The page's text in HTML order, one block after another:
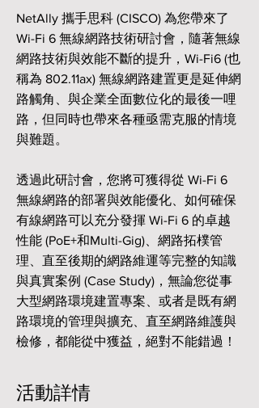
NetAlly 攜手思科 (CISCO) 為您帶來了
Wi-Fi 6 無線網路技術研討會，隨著無線
網路技術與效能不斷的提升，Wi-Fi6 (也
稱為 802.11ax) 無線網路建置更是延伸網
路觸角、與企業全面數位化的最後一哩
路，但同時也帶來各種亟需克服的情境
與難題。
透過此研討會，您將可獲得從 Wi-Fi 6
無線網路的部署與效能優化、如何確保
有線網路可以充分發揮 Wi-Fi 6 的卓越
性能 (PoE+和Multi-Gig)、網路拓樸管
理、直至後期的網路維運等完整的知識
與真實案例 (Case Study)，無論您從事
大型網路環境建置專案、或者是既有網
路環境的管理與擴充、直至網路維護與
檢修，都能從中獲益，絕對不能錯過！
活動詳情